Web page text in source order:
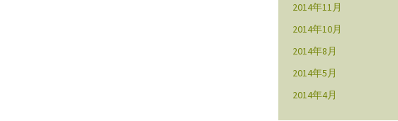
2014年11月
2014年10月
2014年8月
2014年5月
2014年4月